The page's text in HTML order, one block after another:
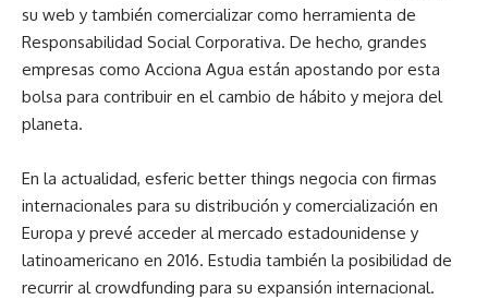
su web y también comercializar como herramienta de
Responsabilidad Social Corporativa. De hecho, grandes
empresas como Acciona Agua están apostando por esta
bolsa para contribuir en el cambio de hábito y mejora del
planeta.
En la actualidad, esferic better things negocia con firmas
internacionales para su distribución y comercialización en
Europa y prevé acceder al mercado estadounidense y
latinoamericano en 2016. Estudia también la posibilidad de
recurrir al crowdfunding para su expansión internacional.